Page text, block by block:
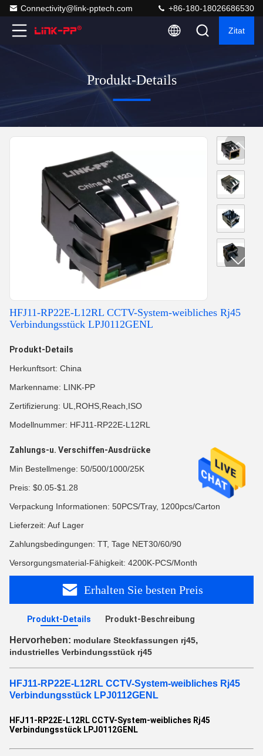
Connectivity@link-pptech.com +86-180-18026686530
Zitat
Produkt-Details
HFJ11-RP22E-L12RL CCTV-System-weibliches Rj45
Verbindungsstück LPJ0112GENL
Produkt-Details
Herkunftsort: China
Markenname: LINK-PP
Zertifizierung: UL,ROHS,Reach,ISO
Modellnummer: HFJ11-RP22E-L12RL
Zahlungs-u. Verschiffen-Ausdrücke
Min Bestellmenge: 50/500/1000/25K
Preis: $0.05-$1.28
Verpackung Informationen: 50PCS/Tray, 1200pcs/Carton
Lieferzeit: Auf Lager
Zahlungsbedingungen: TT, Tage NET30/60/90
Versorgungsmaterial-Fähigkeit: 4200K-PCS/Month
Erhalten Sie besten Preis
Produkt-Details Produkt-Beschreibung
Hervorheben: modulare Steckfassungen rj45,
industrielles Verbindungsstück rj45
HFJ11-RP22E-L12RL CCTV-System-weibliches Rj45
Verbindungsstück LPJ0112GENL
HFJ11-RP22E-L12RL CCTV-System-weibliches Rj45
Verbindungsstück LPJ0112GENL